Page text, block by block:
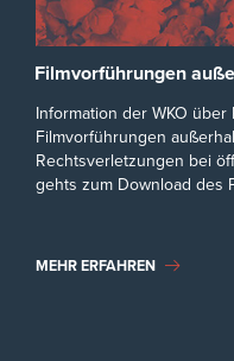
Filmvorführungen
Information der WKO
Filmvorführungen
Rechtsverletzungen bei
gehts zum Download des
MEHR ERFAHREN